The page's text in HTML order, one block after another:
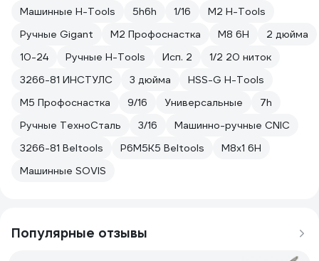
Машинные H-Tools
5h6h 1/16
М2 H-Tools
Ручные Gigant
М2 Профоснастка М8 6H
2 дюйма
10-24
Ручные H-Tools Исп. 2
1/2 20 ниток
3266-81 ИНСТУЛС
3 дюйма
HSS-G H-Tools
М5 Профоснастка
9/16 Универсальные
7h
Ручные ТехноСталь
3/16
Машинно-ручные CNIC
3266-81 Beltools
Р6М5К5 Beltools
M8x1 6H
Машинные SOVIS
Популярные отзывы